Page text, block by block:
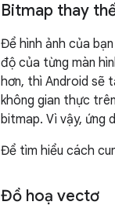
Bitmap thay
Để hình ảnh của
độ của từng màn
hơn, thì Android sẽ
không gian thực
bitmap. Vì vậy, ứng
Để tìm hiểu cách
Đồ hoạ vectơ